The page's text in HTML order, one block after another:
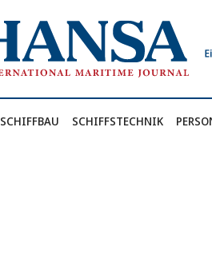
SCHIFFBAU SCHIFFSTECHNIK